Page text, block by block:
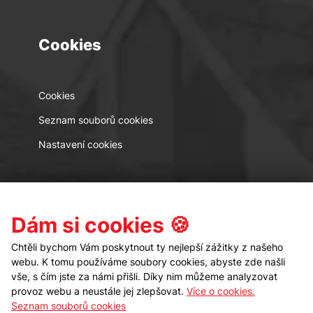
Cookies
Cookies
Seznam souborů cookies
Nastavení cookies
Kontakt Sledujte nás
Dám si cookies 🍪
Chtěli bychom Vám poskytnout ty nejlepší zážitky z našeho
webu. K tomu používáme soubory cookies, abyste zde našli
vše, s čím jste za námi přišli. Díky nim můžeme analyzovat
provoz webu a neustále jej zlepšovat. Více o cookies.
Seznam souborů cookies